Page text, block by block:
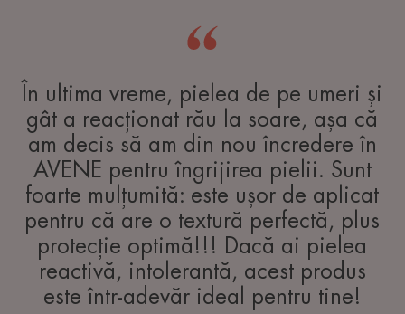
În ultima vreme, pielea de pe umeri și
gât a reacționat rău la soare, așa că
am decis să am din nou încredere în
AVENE pentru îngrijirea pielii. Sunt
foarte mulțumită: este ușor de aplicat
pentru că are o textură perfectă, plus
protecție optimă!!! Dacă ai pielea
reactivă, intolerantă, acest produs
este într-adevăr ideal pentru tine!